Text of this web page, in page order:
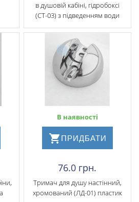
в душовій кабіні, гідробоксі
(СТ-03) з підведенням води
В наявності
ПРИДБАТИ
76.0 грн.
Тримач для душу настінний,
хромований (ЛД-01) пластик